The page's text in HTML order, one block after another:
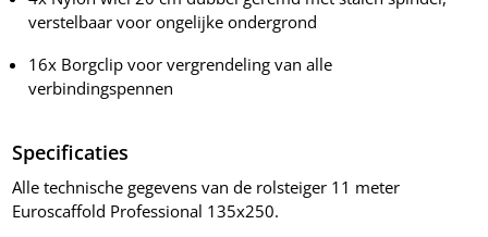
verstelbaar voor ongelijke ondergrond
16x Borgclip voor vergrendeling van alle
verbindingspennen
Specificaties
Alle technische gegevens van de rolsteiger 11 meter
Euroscaffold Professional 135x250.